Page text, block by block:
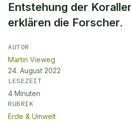
Entstehung der
erklären die Forscher.
AUTOR
Martin Vieweg
24. August 2022
LESEZEIT
4 Minuten
RUBRIK
Erde & Umwelt